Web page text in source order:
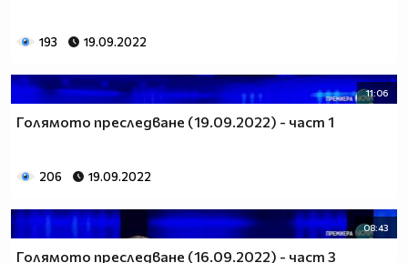
193 19.09.2022
11:06
Голямото преследване (19.09.2022) - част 1
206 19.09.2022
08:43
Голямото преследване (16.09.2022) - част 3